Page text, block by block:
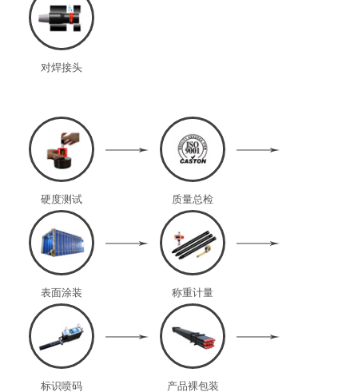
对焊接头
硬度测试 质量总检
表面涂装 称重计量
标识喷码 产品裸包装